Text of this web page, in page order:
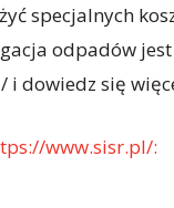
specjalnych
odpadów
dowiedz się
www.sisr.pl/: